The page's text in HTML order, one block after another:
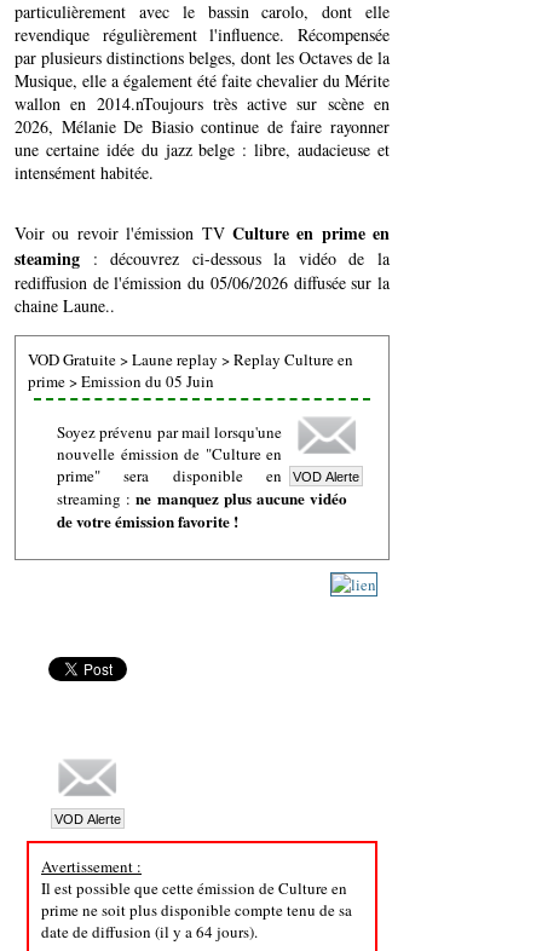
particulièrement avec le bassin carolo, dont elle
revendique régulièrement l'influence. Récompensée
par plusieurs distinctions belges, dont les Octaves de la
Musique, elle a également été faite chevalier du Mérite
wallon en 2014.nToujours très active sur scène en
2026, Mélanie De Biasio continue de faire rayonner
une certaine idée du jazz belge : libre, audacieuse et
intensément habitée.
Voir ou revoir l'émission TV Culture en prime en
steaming : découvrez ci-dessous la vidéo de la
rediffusion de l'émission du 05/06/2026 diffusée sur la
chaine Laune..
VOD Gratuite>Laune replay >Replay Culture en
prime>Emission du 05 Juin
Soyez prévenu par mail lorsqu'une
nouvelle émission de "Culture en
prime" sera disponible en
streaming :ne manquez plus aucune vidéo
de votre émission favorite !
Avertissement :
Il est possible que cette émission de Culture en
prime ne soit plus disponible compte tenu de sa
date de diffusion (il y a 64 jours).